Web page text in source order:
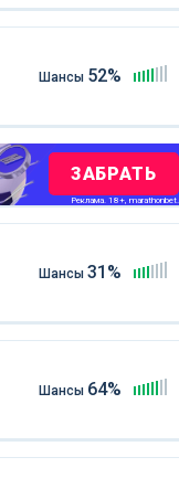
Шансы 52%
ЗАБРАТЬ
Реклама. 18+,
Шансы 31%
Шансы 64%